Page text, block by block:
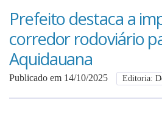
Anuncie
Anuncie
Prefeito destaca a
corredor rodoviário
Aquidauana
Publicado em 14/10/2025 Editoria: